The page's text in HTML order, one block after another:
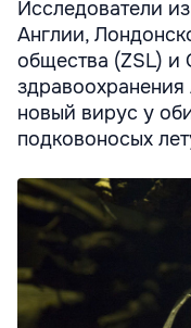
Исследователи
Англии,
общества (ZSL) и
новый вирус у
подковоносых